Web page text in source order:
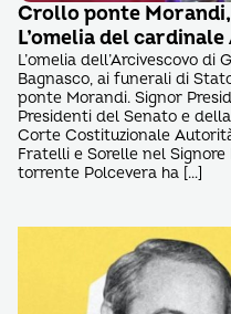
Crollo ponte
L’omelia del
L’omelia dell’Arcivescovo di
Bagnasco, ai funerali di
ponte Morandi. Signor
Presidenti del Senato e
Corte Costituzionale
Fratelli e Sorelle nel
torrente Polcevera ha […]